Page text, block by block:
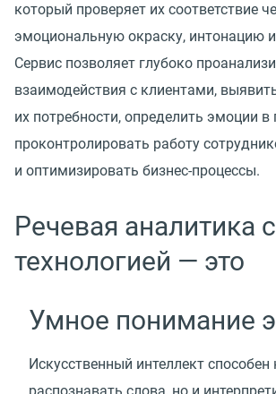
который проверяет их соответствие
эмоциональную окраску, интонацию
Сервис позволяет глубоко
взаимодействия с клиентами,
их потребности, определить эмоции в
проконтролировать работу
и оптимизировать бизнес-процессы.
Речевая аналитика
технологией — это
Умное понимание
Искусственный интеллект способен